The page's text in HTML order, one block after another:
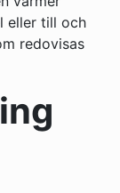
eller till och
redovisas